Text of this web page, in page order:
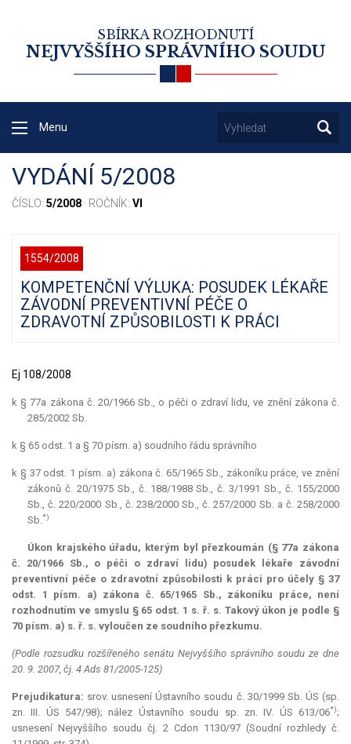
SBÍRKA ROZHODNUTÍ
NEJVYŠŠÍHO SPRÁVNÍHO SOUDU
Menu
VYDÁNÍ 5/2008
ČÍSLO: 5/2008 · ROČNÍK: VI
1554/2008
KOMPETENČNÍ VÝLUKA: POSUDEK LÉKAŘE
ZÁVODNÍ PREVENTIVNÍ PÉČE O
ZDRAVOTNÍ ZPŮSOBILOSTI K PRÁCI
Ej 108/2008
k § 77a zákona č. 20/1966 Sb., o péči o zdraví lidu, ve znění zákona č.
285/2002 Sb.
k § 65 odst. 1 a § 70 písm. a) soudního řádu správního
k § 37 odst. 1 písm. a) zákona č. 65/1965 Sb., zákoníku práce, ve znění
zákonů č. 20/1975 Sb., č. 188/1988 Sb., č. 3/1991 Sb., č. 155/2000
Sb., č. 220/2000 Sb., č. 238/2000 Sb., č. 257/2000 Sb. a č. 258/2000
Sb.*)
Úkon krajského úřadu, kterým byl přezkoumán (§ 77a zákona
č. 20/1966 Sb., o péči o zdraví lidu) posudek lékaře závodní
preventivní péče o zdravotní způsobilosti k práci pro účely § 37
odst. 1 písm. a) zákona č. 65/1965 Sb., zákoníku práce, není
rozhodnutím ve smyslu § 65 odst. 1 s. ř. s. Takový úkon je podle §
70 písm. a) s. ř. s. vyloučen ze soudního přezkumu.
(Podle rozsudku rozšířeného senátu Nejvyššího správního soudu ze dne
20. 9. 2007, čj. 4 Ads 81/2005-125)
Prejudikatura: srov. usnesení Ústavního soudu č. 30/1999 Sb. ÚS (sp.
zn. III. ÚS 547/98); nález Ústavního soudu sp. zn. IV. ÚS 613/06*);
usnesení Nejvyššího soudu čj. 2 Cdon 1130/97 (Soudní rozhledy č.